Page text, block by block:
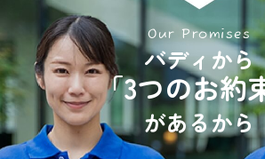
Our Promises
バディから
「3つのお約
があるから